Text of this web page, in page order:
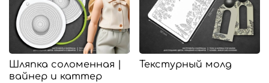
Шляпка соломенная |
вайнер и каттер
Текстурный молд